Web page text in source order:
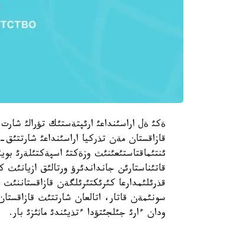
قازاقستان مةن تذركيا اراسئنداعئ
ئنتئماقتاستئعئنئث وزةكتئ اسپةكتئلةرئ
قاتئناستارئن جانداندئرؤ ورتالئق
قذرئلئمدارعا كئرئكتئرئلگةن
سونئمةن قاتار، اتالعان شارتتئث
ودان ءارئ جئلجئتؤدا ءتذيئندئ ماثئزئ بار.